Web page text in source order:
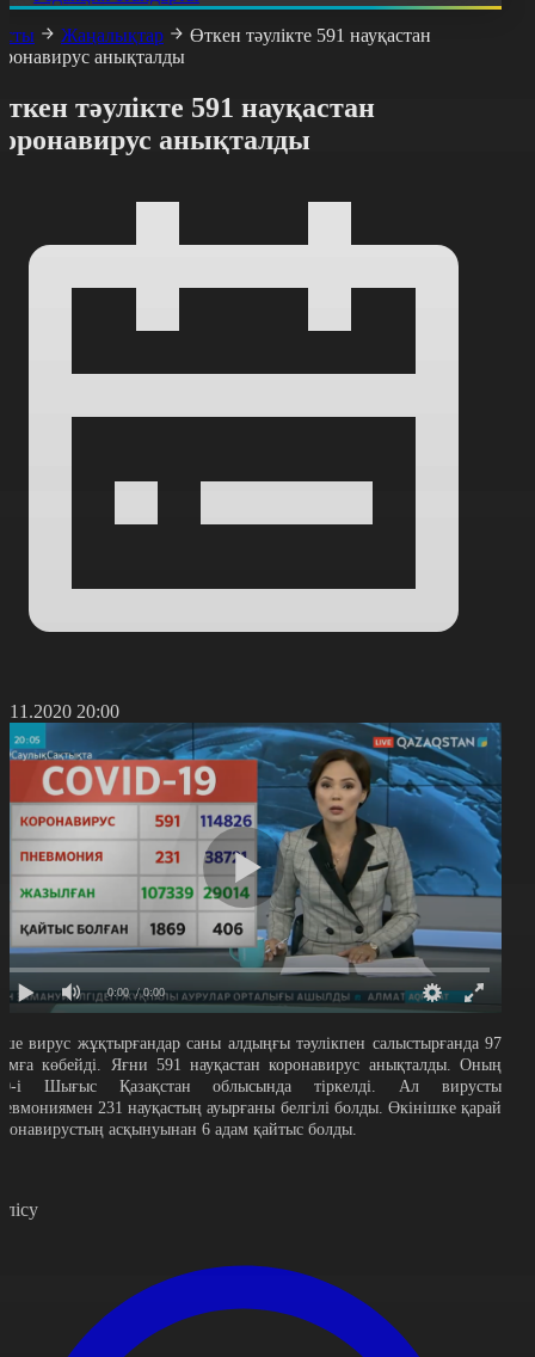
Жаңалықтар
Өткен тәулікте 591 науқастан
анықталды
тәулікте 591 науқастан
анықталды
20:00
0:00 / 0:00
вирус жұқтырғандар саны алдыңғы тәулікпен салыстырғанда 97
көбейді. Яғни 591 науқастан коронавирус анықталды. Оның
і Шығыс Қазақстан облысында тіркелді. Ал вирусты
231 науқастың ауырғаны белгілі болды. Өкінішке қарай
асқынуынан 6 адам қайтыс болды.